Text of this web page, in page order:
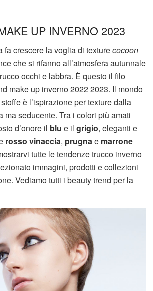
UP INVERNO 2023
fa crescere la voglia di texturecocoon
che si rifanno all’atmosfera autunnale
occhi e labbra. È questo il filo
make up inverno 2022 2023. Il mondo
è l’ispirazione per texture dalla
ma seducente. Tra i colori più amati
d’onore il blu e il grigio, eleganti e
rosso vinaccia, prugnae marrone
tutte le tendenze trucco inverno
immagini, prodotti e collezioni
Vediamo tutti i beauty trend per la